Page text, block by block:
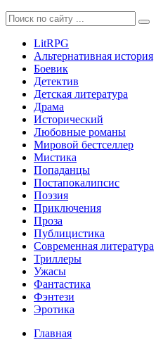
LitRPG
Альтернативная история
Боевик
Детектив
Детская литература
Драма
Исторический
Любовные романы
Мировой бестселлер
Мистика
Попаданцы
Постапокалипсис
Поэзия
Приключения
Проза
Публицистика
Современная литература
Триллеры
Ужасы
Фантастика
Фэнтези
Эротика
Главная